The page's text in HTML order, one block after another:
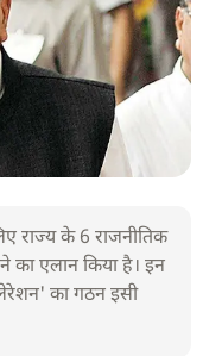
राज्य के 6 राजनीतिक
एलान किया है। इन
का गठन इसी